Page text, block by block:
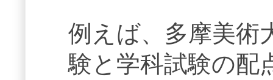
例えば、多摩美術
験と学科試験の配